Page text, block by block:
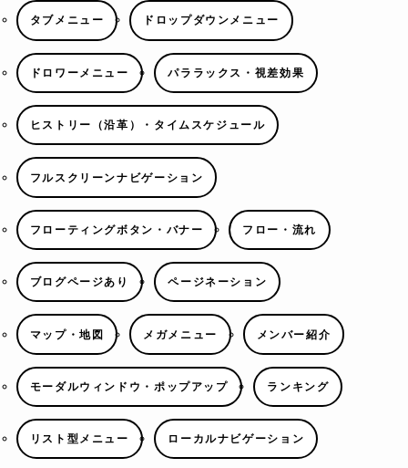
タブメニュー ドロップダウンメニュー
ドロワーメニュー パララックス・視差効果
ヒストリー（沿革）・タイムスケジュール
フルスクリーンナビゲーション
フローティングボタン・バナー フロー・流れ
ブログページあり ページネーション
マップ・地図 メガメニュー メンバー紹介
モーダルウィンドウ・ポップアップ ランキング
リスト型メニュー ローカルナビゲーション